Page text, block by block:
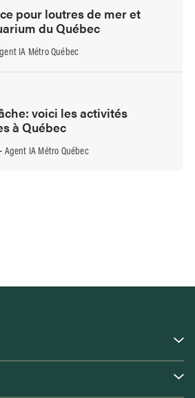
pour loutres de mer et
du Québec
IA Métro Québec
voici les activités
à Québec
Agent IA Métro Québec